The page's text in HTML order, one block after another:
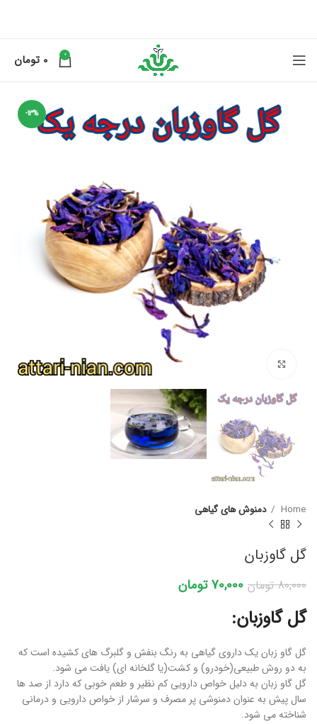
0
0 تومان
-13%
برای بزرگنمایی کلیک کنید
Home دمنوش های گیاهی
گل گاوزبان
80,000تومان 70,000 تومان
گل گاوزبان:
گل گاو زبان یک داروی گیاهی به رنگ بنفش و گلبرگ های کشیده است که
به دو روش طبیعی(خودرو) و کشت(یا گلخانه ای) یافت می شود.
گل گاو زبان به دلیل خواص دارویی کم نظیر و طعم خوبی که دارد از صد ها
سال پیش به عنوان دمنوشی پر مصرف و سرشار از خواص دارویی و درمانی
شناخته می شود.